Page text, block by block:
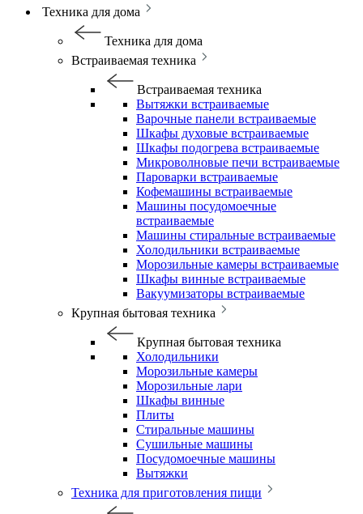
Техника для дома
Техника для дома
Встраиваемая техника
Встраиваемая техника
Вытяжки встраиваемые
Варочные панели встраиваемые
Шкафы духовые встраиваемые
Шкафы подогрева встраиваемые
Микроволновые печи встраиваемые
Пароварки встраиваемые
Кофемашины встраиваемые
Машины посудомоечные
встраиваемые
Машины стиральные встраиваемые
Холодильники встраиваемые
Морозильные камеры встраиваемые
Шкафы винные встраиваемые
Вакуумизаторы встраиваемые
Крупная бытовая техника
Крупная бытовая техника
Холодильники
Морозильные камеры
Морозильные лари
Шкафы винные
Плиты
Стиральные машины
Сушильные машины
Посудомоечные машины
Вытяжки
Техника для приготовления пищи